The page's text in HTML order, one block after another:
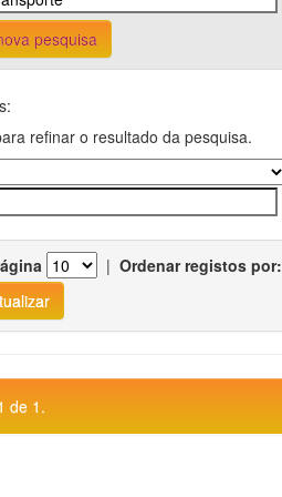
pesquisa
refinar o resultado da pesquisa.
| Ordenar registos por:
de 1.